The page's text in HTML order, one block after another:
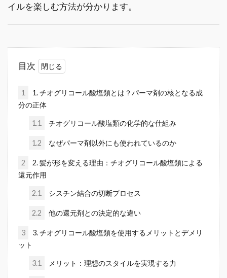
イルを楽しむ方法が分かります。
目次
1
1. チオグリコール酸塩類とは？パーマ剤の核となる成
分の正体
1.1 チオグリコール酸塩類の化学的な仕組み
1.2 なぜパーマ剤以外にも使われているのか
2
2. 髪が形を変える理由：チオグリコール酸塩類による
還元作用
2.1 シスチン結合の切断プロセス
2.2 他の還元剤との決定的な違い
3
3. チオグリコール酸塩類を使用するメリットとデメリ
ット
3.1 メリット：理想のスタイルを実現する力